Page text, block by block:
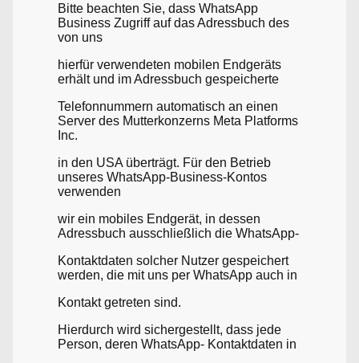
Bitte beachten Sie, dass WhatsApp
Business Zugriff auf das Adressbuch des
von uns
hierfür verwendeten mobilen Endgeräts
erhält und im Adressbuch gespeicherte
Telefonnummern automatisch an einen
Server des Mutterkonzerns Meta Platforms
Inc.
in den USA überträgt. Für den Betrieb
unseres WhatsApp-Business-Kontos
verwenden
wir ein mobiles Endgerät, in dessen
Adressbuch ausschließlich die WhatsApp-
Kontaktdaten solcher Nutzer gespeichert
werden, die mit uns per WhatsApp auch in
Kontakt getreten sind.
Hierdurch wird sichergestellt, dass jede
Person, deren WhatsApp- Kontaktdaten in